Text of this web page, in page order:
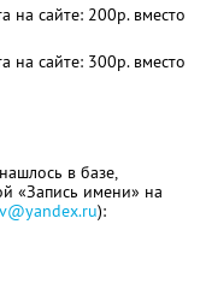
на сайте: 200р. вместо
на сайте: 300р. вместо
в базе,
«Запись имени» на
):